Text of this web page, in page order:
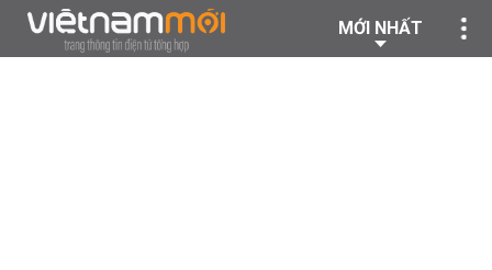
MỚI NHẤT